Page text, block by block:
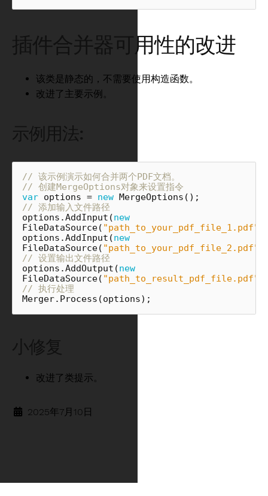
插件合并器可用性的改进
该类是静态的，不需要使用构造函数。
改进了主要示例。
示例用法:
// 该示例演示如何合并两个PDF文档。
// 创建MergeOptions对象来设置指令
var options = new MergeOptions ();
// 添加输入文件路径
options .AddInput (new
FileDataSource( "path_to_your_pdf_file_1.pdf"
options .AddInput (new
FileDataSource( "path_to_your_pdf_file_2.pdf"
// 设置输出文件路径
options .AddOutput (new
FileDataSource( "path_to_result_pdf_file.pdf"
// 执行处理
Merger. Process (options);
小修复
改进了类提示。
2025年7月10日